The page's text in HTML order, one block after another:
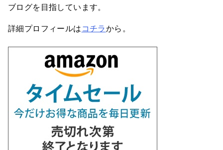
ブログを目指しています。
詳細プロフィールはコチラから。